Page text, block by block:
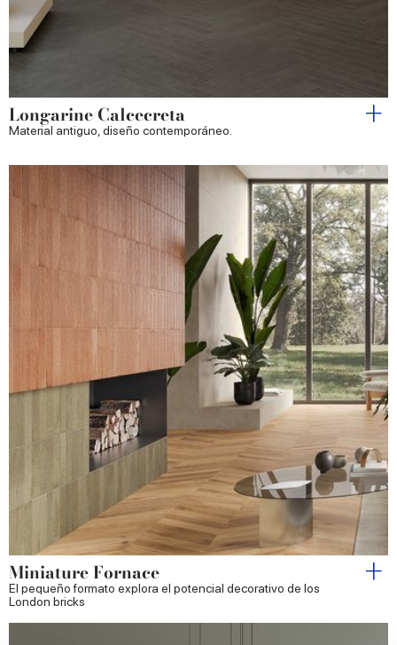
Longarine Calcecreta
Material antiguo, diseño contemporáneo.
Miniature Fornace
El pequeño formato explora el potencial decorativo de los
London bricks